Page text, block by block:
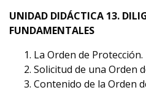
UNIDAD DIDÁCTICA 13.
FUNDAMENTALES
La Orden de Protección.
Solicitud de una Orden
Contenido de la Orden